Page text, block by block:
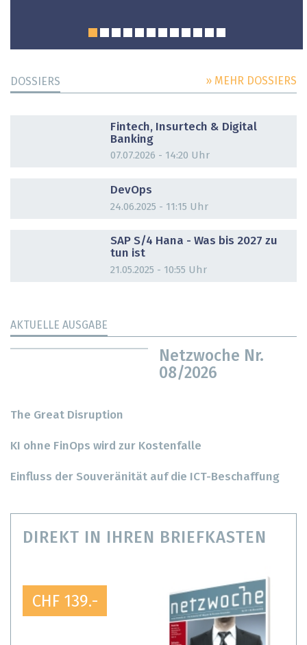
DOSSIERS » MEHR DOSSIERS
Fintech, Insurtech & Digital
Banking
07.07.2026 - 14:20 Uhr
DevOps
24.06.2025 - 11:15 Uhr
SAP S/4 Hana - Was bis 2027 zu
tun ist
21.05.2025 - 10:55 Uhr
AKTUELLE AUSGABE
Netzwoche Nr.
08/2026
The Great Disruption
KI ohne FinOps wird zur Kostenfalle
Einfluss der Souveränität auf die ICT-Beschaffung
DIREKT IN IHREN BRIEFKASTEN
CHF 139.-